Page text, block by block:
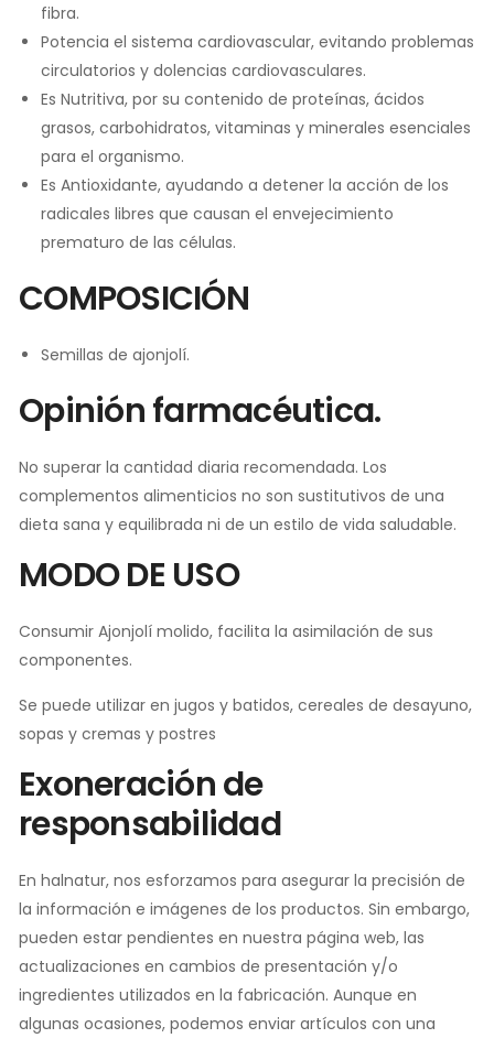
fibra.
Potencia el sistema cardiovascular, evitando problemas
circulatorios y dolencias cardiovasculares.
Es Nutritiva, por su contenido de proteínas, ácidos
grasos, carbohidratos, vitaminas y minerales esenciales
para el organismo.
Es Antioxidante, ayudando a detener la acción de los
radicales libres que causan el envejecimiento
prematuro de las células.
COMPOSICIÓN
Semillas de ajonjolí.
Opinión farmacéutica.
No superar la cantidad diaria recomendada. Los
complementos alimenticios no son sustitutivos de una
dieta sana y equilibrada ni de un estilo de vida saludable.
MODO DE USO
Consumir Ajonjolí molido, facilita la asimilación de sus
componentes.
Se puede utilizar en jugos y batidos, cereales de desayuno,
sopas y cremas y postres
Exoneración de
responsabilidad
En halnatur, nos esforzamos para asegurar la precisión de
la información e imágenes de los productos. Sin embargo,
pueden estar pendientes en nuestra página web, las
actualizaciones en cambios de presentación y/o
ingredientes utilizados en la fabricación. Aunque en
algunas ocasiones, podemos enviar artículos con una